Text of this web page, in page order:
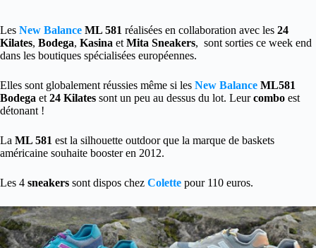
Les New Balance ML 581 réalisées en collaboration avec les 24
Kilates, Bodega, Kasina et Mita Sneakers, sont sorties ce week end
dans les boutiques spécialisées européennes.
Elles sont globalement réussies même si les New Balance ML581
Bodega et 24 Kilates sont un peu au dessus du lot. Leurcombo est
détonant !
La ML 581 est la silhouette outdoor que la marque de baskets
américaine souhaite booster en 2012.
Les 4 sneakers sont dispos chez Colette pour 110 euros.